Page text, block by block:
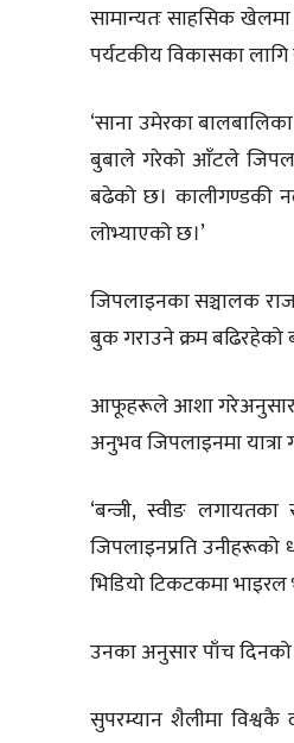
सामान्यतः साहसिक
पर्यटकीय विकासका
‘साना उमेरका
बुबाले गरेको आँटले
बढेको छ। कालीगण्डकी
लोभ्याएको छ।’
जिपलाइनका सञ्चालक
बुक गराउने क्रम बढिरहेको
आफूहरूले आशा गरेअनुसार
अनुभव जिपलाइनमा
‘बन्जी, स्वीङ
जिपलाइनप्रति उनीहरूको
भिडियो टिकटकमा
उनका अनुसार पाँच
सुपरम्यान शैलीमा